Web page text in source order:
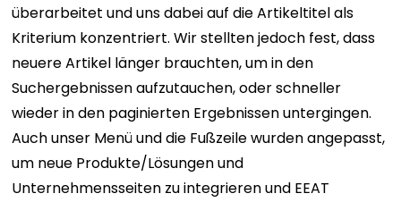
überarbeitet und uns dabei auf die Artikeltitel als
Kriterium konzentriert. Wir stellten jedoch fest, dass
neuere Artikel länger brauchten, um in den
Suchergebnissen aufzutauchen, oder schneller
wieder in den paginierten Ergebnissen untergingen.
Auch unser Menü und die Fußzeile wurden angepasst,
um neue Produkte/Lösungen und
Unternehmensseiten zu integrieren und EEAT